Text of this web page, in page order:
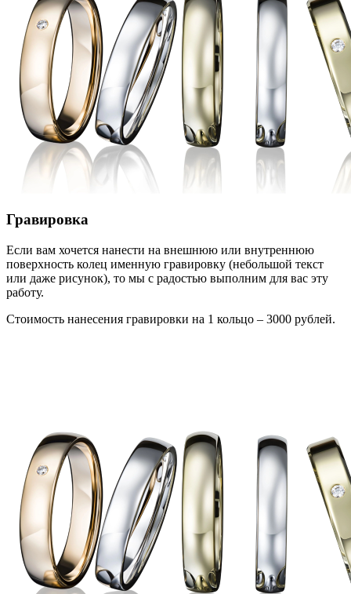
Гравировка
Если вам хочется нанести на внешнюю или внутреннюю
поверхность колец именную гравировку (небольшой текст
или даже рисунок), то мы с радостью выполним для вас эту
работу.
Стоимость нанесения гравировки на 1 кольцо – 3000 рублей.